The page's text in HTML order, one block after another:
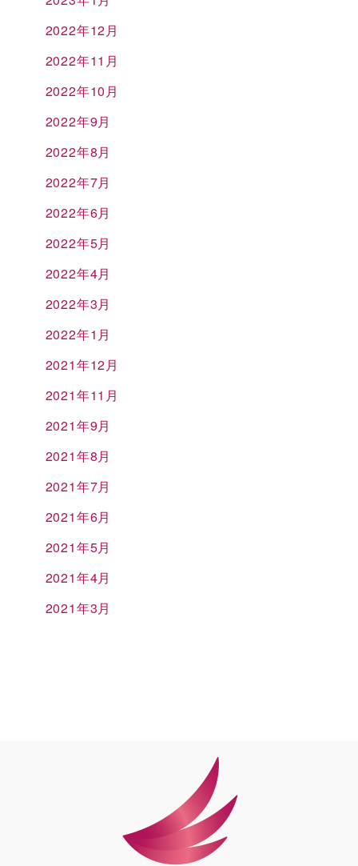
2022年12月
2022年11月
2022年10月
2022年9月
2022年8月
2022年7月
2022年6月
2022年5月
2022年4月
2022年3月
2022年1月
2021年12月
2021年11月
2021年9月
2021年8月
2021年7月
2021年6月
2021年5月
2021年4月
2021年3月